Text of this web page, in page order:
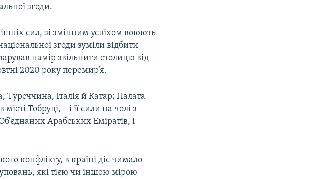
згоди.
сил, зі змінним успіхом воюють
згоди зуміли відбити
намір звільнити столицю від
2020 року перемир’я.
Туреччина, Італія й Катар; Палата
Тобруці, – і її сили на чолі з
Арабських Еміратів, і
конфлікту, в країні діє чимало
які тією чи іншою мірою